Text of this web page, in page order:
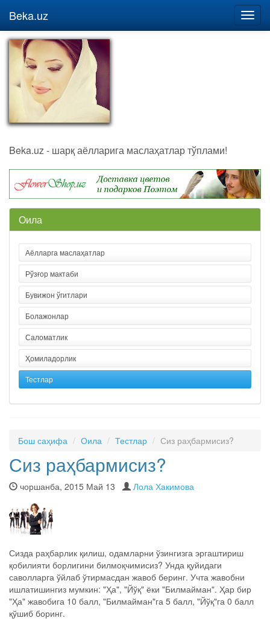
Beka.uz
Beka.uz - шарқ аёлларига маслаҳатлар тўплами!
Оила
Аёлларга маслаҳатлар
Рўзғор мактаби
Бувижон ўгитлари
Болажонлар
Саломатлик
Ҳомиладорлик
Тестлар
Бош саҳифа Оила Тестлар Сиз раҳбармисиз?
Сиз раҳбармисиз?
чоршанба, 2015 Май 13 Лола Хакимова
Сизда раҳбарлик қилиш, одамларни ўзингизга эргаштириш
қобилияти борлигини билмоқчимисиз? Унда қуйидаги
саволларга ўйлаб ўтирмасдан жавоб беринг. Учта жавобни
ишлатишингиз мумкин: "Ҳа", "Йўқ" ёки "Билмайман". Ҳар бир
"Ҳа" жавобига 10 балл, "Билмайман"га 5 балл, "Йўқ"га 0 балл
қўшиб боринг.